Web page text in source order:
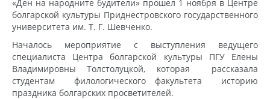
«Ден на народните будители» прошел 1 ноября в Центре
болгарской культуры Приднестровского государственного
университета им. Т. Г. Шевченко.
Началось мероприятие с выступления ведущего
специалиста Центра болгарской культуры ПГУ Елены
Владимировны Толстолуцкой, которая рассказала
студентам филологического факультета историю
праздника болгарских просветителей.